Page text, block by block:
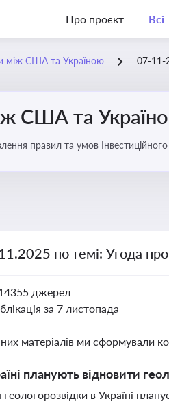
Про проєкт Всі
між США та Україною 07-11-
США та
правил та умов
по темі: Угода
джерел
за 7 листопада
матеріалів ми сформували
планують відновити
в Україні